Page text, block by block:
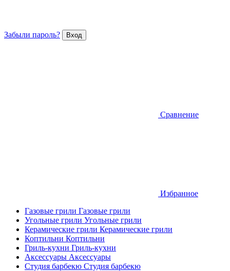
Забыли пароль?
Сравнение
Избранное
Газовые грили Газовые грили
Угольные грили Угольные грили
Керамические грили Керамические грили
Коптильни Коптильни
Гриль-кухни Гриль-кухни
Аксессуары Аксессуары
Студия барбекю Студия барбекю